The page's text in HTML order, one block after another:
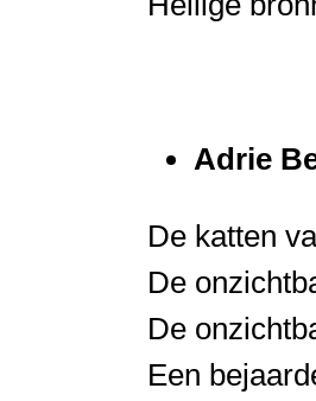
Adrie
De katten
De
De
Een